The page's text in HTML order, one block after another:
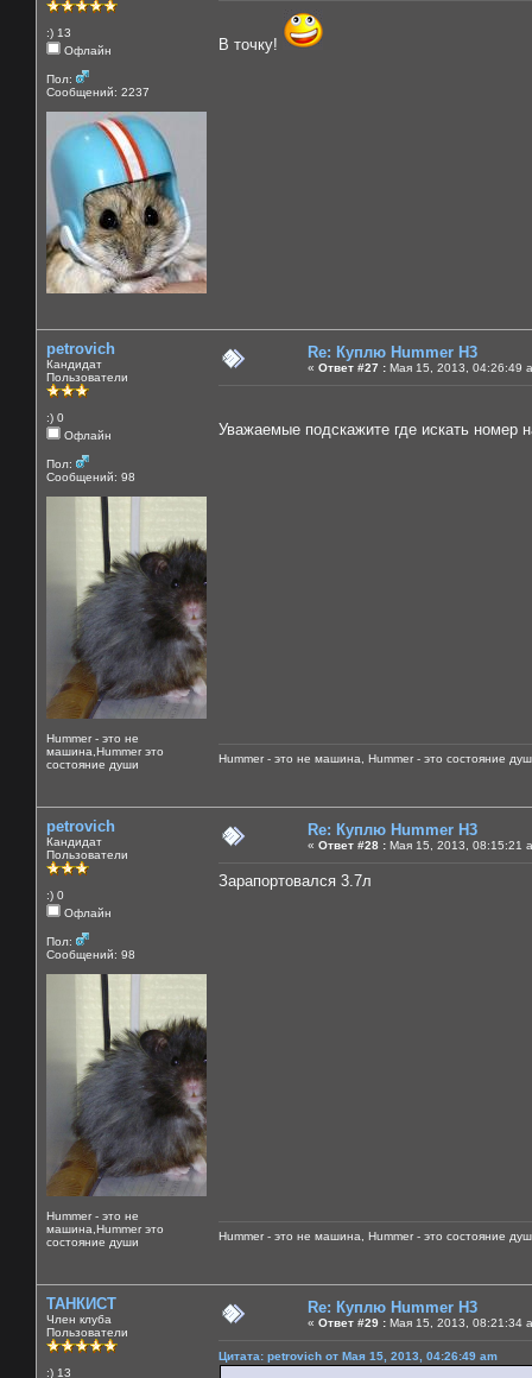
:) 13
Офлайн
Пол:
Сообщений: 2237
В точку!
petrovich
Кандидат
Пользователи
:) 0
Офлайн
Пол:
Сообщений: 98
Hummer - это не
машина,Hummer это
состояние души
Re: Куплю Hummer H3
« Ответ #27 : Мая 15, 2013, 04:26:49
Уважаемые подскажите где искать номер
Hummer - это не машина, Hummer - это состояние
petrovich
Кандидат
Пользователи
:) 0
Офлайн
Пол:
Сообщений: 98
Hummer - это не
машина,Hummer это
состояние души
Re: Куплю Hummer H3
« Ответ #28 : Мая 15, 2013, 08:15:21
Зарапортовался 3.7л
Hummer - это не машина, Hummer - это состояние
ТАНКИСТ
Член клуба
Пользователи
:) 13
Re: Куплю Hummer H3
« Ответ #29 : Мая 15, 2013, 08:21:34
Цитата: petrovich от Мая 15, 2013, 04:26:49 am